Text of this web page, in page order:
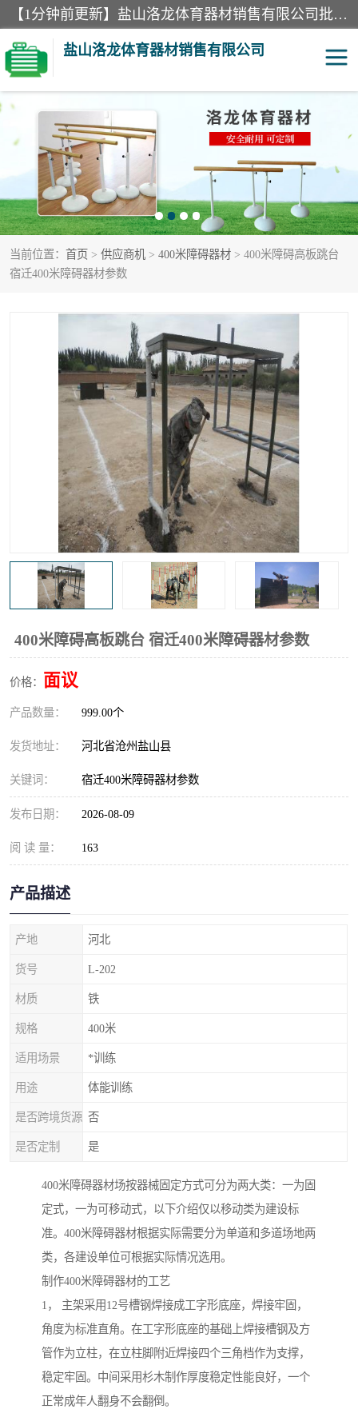
【1分钟前更新】盐山洛龙体育器材销售有限公司批量供应：300米障碍器材、400米障碍器材、部队训练器材、双杠、体操垫、舞蹈把杆等产品。盐山洛龙体育器材销售有限公司经过多年的发展，集研发，生产，销售，售后服务为一体. 奉行“质量，信誉，服务”的宗旨，以开拓创新的精神和真诚守信的态度积极进取。
盐山洛龙体育器材销售有限公司
当前位置： 首页 > 供应商机 > 400米障碍器材 > 400米障碍高板跳台
宿迁400米障碍器材参数
400米障碍高板跳台 宿迁400米障碍器材参数
价格： 面议
产品数量： 999.00个
发货地址： 河北省沧州盐山县
关键词： 宿迁400米障碍器材参数
发布日期： 2026-08-09
阅 读 量： 163
产品描述
产地 河北
货号 L-202
材质 铁
规格 400米
适用场景 *训练
用途 体能训练
是否跨境货源 否
是否定制 是
400米障碍器材场按器械固定方式可分为两大类：一为固
定式，一为可移动式，以下介绍仅以移动类为建设标
准。400米障碍器材根据实际需要分为单道和多道场地两
类，各建设单位可根据实际情况选用。
制作400米障碍器材的工艺
1， 主架采用12号槽钢焊接成工字形底座，焊接牢固，
角度为标准直角。在工字形底座的基础上焊接槽钢及方
管作为立柱，在立柱脚附近焊接四个三角档作为支撑，
稳定牢固。中间采用杉木制作厚度稳定性能良好，一个
正常成年人翻身不会翻倒。
单双杠 舞蹈把杆
400米障碍器材 体操垫
300米障碍器材 攀爬架
塑胶跑道 400米障碍器材1